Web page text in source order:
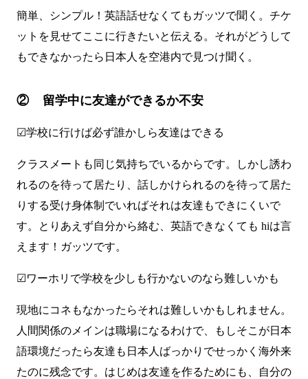
簡単、シンプル！英語話せなくてもガッツで聞く。チケ
ットを見せてここに行きたいと伝える。それがどうして
もできなかったら日本人を空港内で見つけ聞く。
② 留学中に友達ができるか不安
☑学校に行けば必ず誰かしら友達はできる
クラスメートも同じ気持ちでいるからです。しかし誘わ
れるのを待って居たり、話しかけられるのを待って居た
りする受け身体制でいればそれは友達もできにくいで
す。とりあえず自分から絡む、英語できなくても hiは言
えます！ガッツです。
☑ワーホリで学校を少しも行かないのなら難しいかも
現地にコネもなかったらそれは難しいかもしれません。
人間関係のメインは職場になるわけで、もしそこが日本
語環境だったら友達も日本人ばっかりでせっかく海外来
たのに残念です。はじめは友達を作るためにも、自分の